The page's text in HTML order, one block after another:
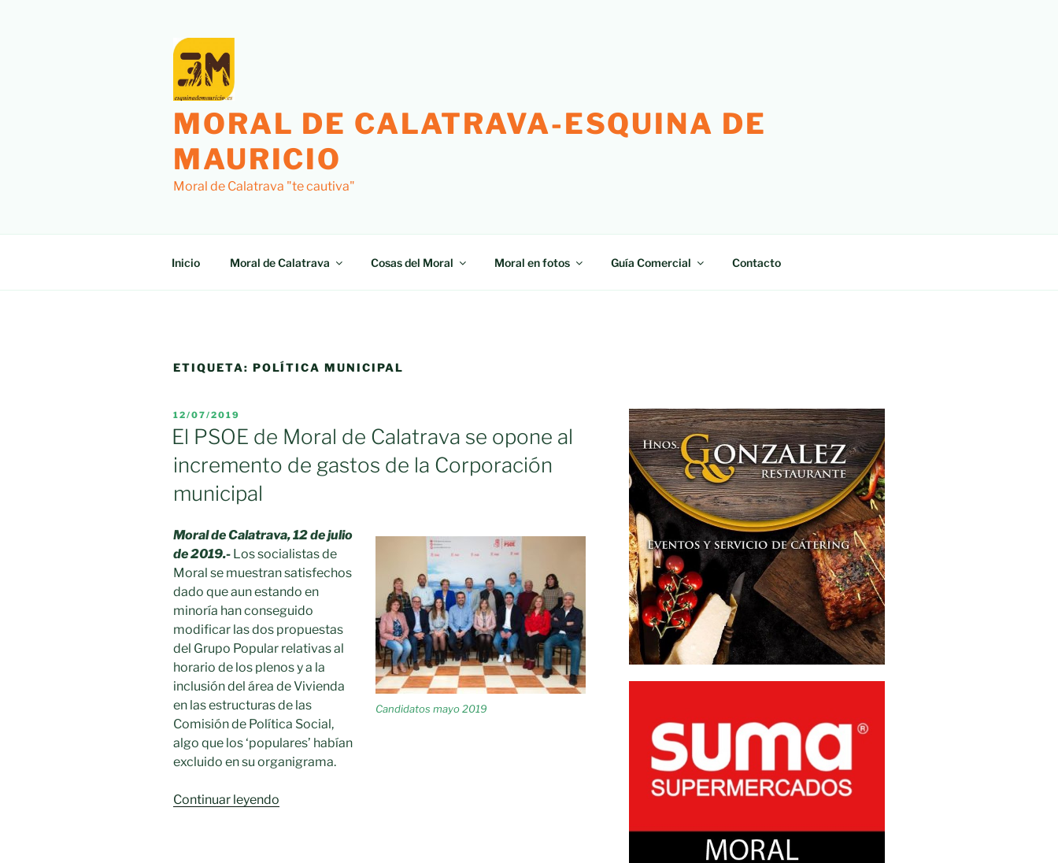
MORAL DE CALATRAVA-ESQUINA DE
MAURICIO
Moral de Calatrava "te cautiva"
Inicio Moral de Calatrava Cosas del Moral Moral en fotos Guía Comercial Contacto
ETIQUETA: POLÍTICA MUNICIPAL
PUBLICADO
EL
12/07/2019
El PSOE de Moral de Calatrava se opone al
incremento de gastos de la Corporación
municipal
Candidatos mayo 2019
Moral de Calatrava, 12 de julio
de 2019.- Los socialistas de
Moral se muestran satisfechos
dado que aun estando en
minoría han conseguido
modificar las dos propuestas
del Grupo Popular relativas al
horario de los plenos y a la
inclusión del área de Vivienda
en las estructuras de las
Comisión de Política Social,
algo que los ‘populares’ habían
excluido en su organigrama.
Continuar leyendo